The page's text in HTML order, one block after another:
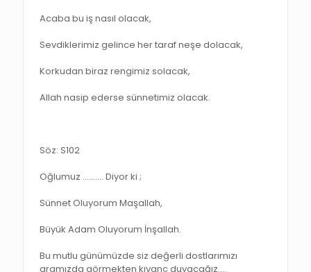
Acaba bu iş nasıl olacak,
Sevdiklerimiz gelince her taraf neşe dolacak,
Korkudan biraz rengimiz solacak,
Allah nasip ederse sünnetimiz olacak.
Söz: S102
Oğlumuz ………. Diyor ki ;
Sünnet Oluyorum Maşallah,
Büyük Adam Oluyorum İnşallah.
Bu mutlu günümüzde siz değerli dostlarımızı
aramızda görmekten kıvanç duyacağız.…